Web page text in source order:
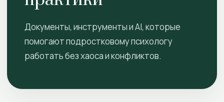
Документы, инструменты и AI, которые
помогают подростковому психологу
работать без хаоса и конфликтов.